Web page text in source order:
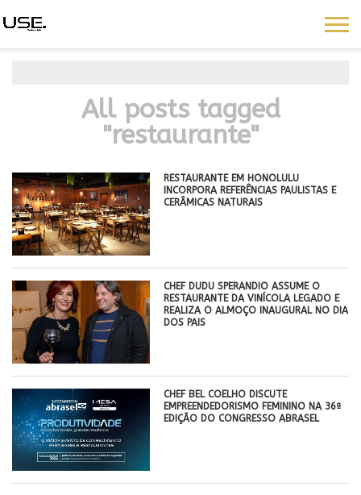
All posts tagged
"restaurante"
RESTAURANTE EM HONOLULU
INCORPORA REFERÊNCIAS PAULISTAS E
CERÂMICAS NATURAIS
CHEF DUDU SPERANDIO ASSUME O
RESTAURANTE DA VINÍCOLA LEGADO E
REALIZA O ALMOÇO INAUGURAL NO DIA
DOS PAIS
CHEF BEL COELHO DISCUTE
EMPREENDEDORISMO FEMININO NA 36ª
EDIÇÃO DO CONGRESSO ABRASEL